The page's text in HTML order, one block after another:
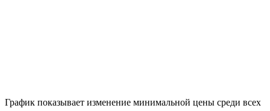
График показывает изменение минимальной цены среди всех